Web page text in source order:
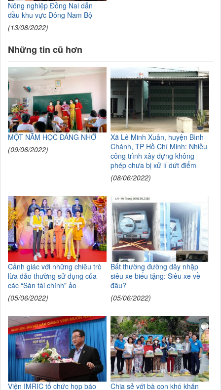
Nông nghiệp Đồng Nai dẫn
đầu khu vực Đông Nam Bộ
(13/08/2022)
Những tin cũ hơn
MỘT NĂM HỌC ĐÁNG NHỚ
(09/06/2022)
Xã Lê Minh Xuân, huyện Bình
Chánh, TP Hồ Chí Minh: Nhiều
công trình xây dựng không
phép chưa bị xử lí dứt điểm
(08/06/2022)
Cảnh giác với những chiêu trò
lừa đảo thường sử dụng của
các “Sàn tài chính” ảo
(05/06/2022)
Bất thường đường dây nhập
siêu xe biếu tặng: Siêu xe về
đâu?
(05/06/2022)
Viện IMRIC tổ chức họp báo
Chia sẻ với bà con khó khăn